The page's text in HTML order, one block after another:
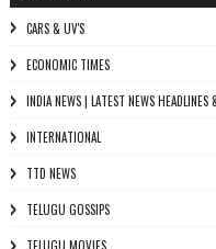
CARS & UV'S
ECONOMIC TIMES
INDIA NEWS | LATEST NEWS
INTERNATIONAL
TTD NEWS
TELUGU GOSSIPS